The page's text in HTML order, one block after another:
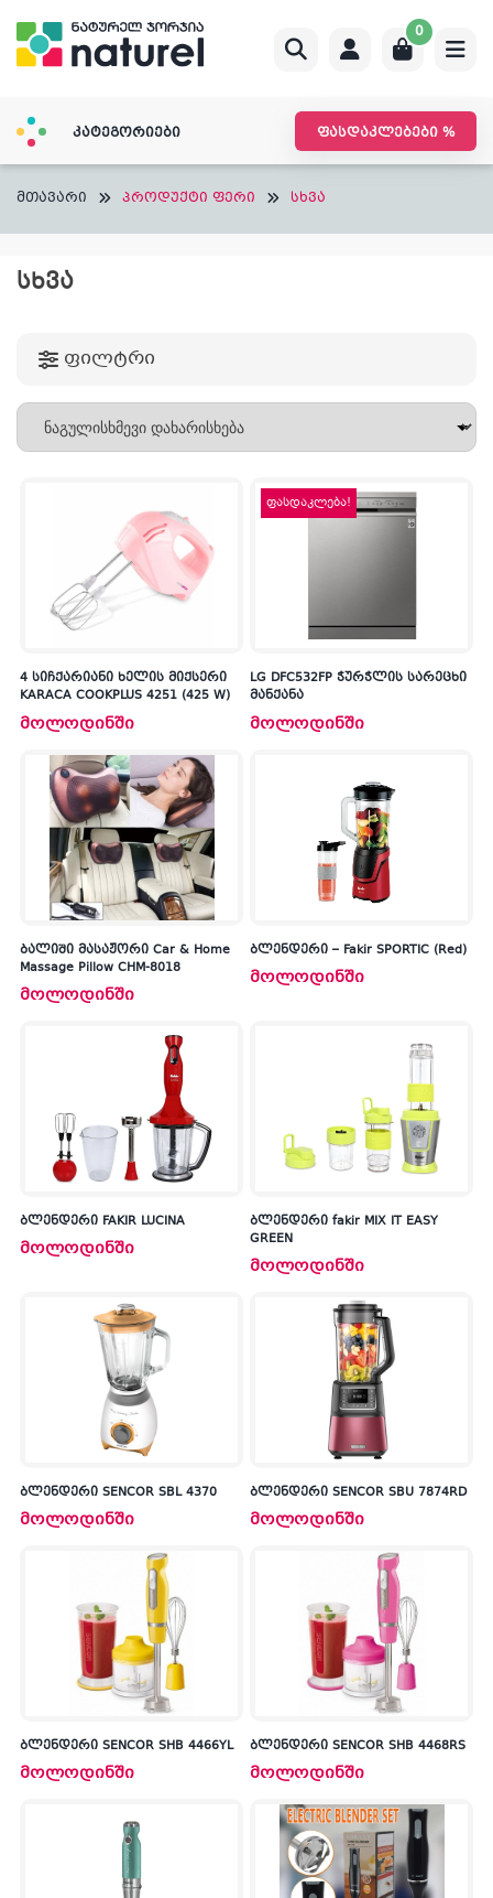
content
0
კატეგორიები ფასდაკლებები %
მთავარი პროდუქტი ფერი სხვა
ᲡᲮᲕᲐ
ფილტრი
4 სიჩქარიანი ხელის მიქსერი
KARACA COOKPLUS 4251 (425 W)
მოლოდინში
ფასდაკლება!
LG DFC532FP ჭურჭლის სარეცხი
მანქანა
მოლოდინში
ბალიში მასაჟორი Car & Home
Massage Pillow CHM-8018
მოლოდინში
ბლენდერი – Fakir SPORTIC (Red)
მოლოდინში
ბლენდერი FAKIR LUCINA
მოლოდინში
ბლენდერი fakir MIX IT EASY
GREEN
მოლოდინში
ბლენდერი SENCOR SBL 4370
მოლოდინში
ბლენდერი SENCOR SBU 7874RD
მოლოდინში
ბლენდერი SENCOR SHB 4466YL
მოლოდინში
ბლენდერი SENCOR SHB 4468RS
მოლოდინში